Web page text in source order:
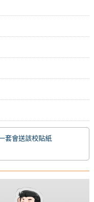
套會送該校貼紙